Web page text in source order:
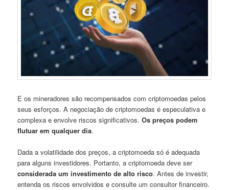
E os mineradores são recompensados ​​com criptomoedas pelos
seus esforços. A negociação de criptomoedas é especulativa e
complexa e envolve riscos significativos.Os preços podem
flutuar em qualquer dia.
Dada a volatilidade dos preços, a criptomoeda só é adequada
para alguns investidores. Portanto, a criptomoeda deve ser
considerada um investimento de alto risco. Antes de investir,
entenda os riscos envolvidos e consulte um consultor financeiro.